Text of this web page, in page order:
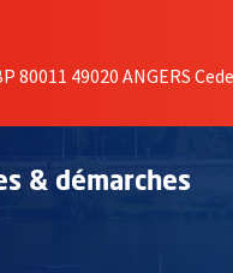
49020 ANGERS
& démarches